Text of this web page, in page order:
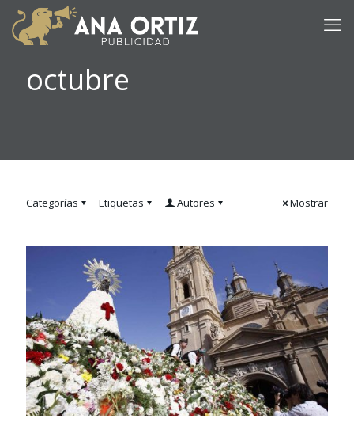
octubre
Categorías Etiquetas Autores Mostrar